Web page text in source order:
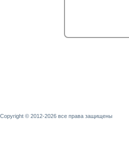
Copyright © 2012-2026 все права защищены